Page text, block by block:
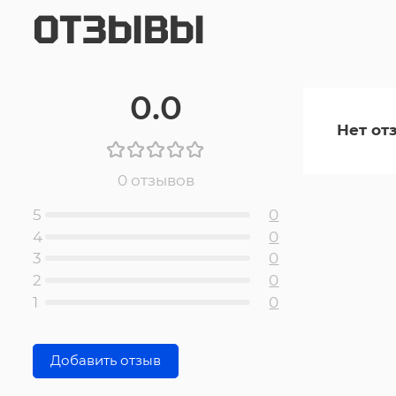
ОТЗЫВЫ
0.0
0 отзывов
5
0
4
0
3
0
2
0
1
0
Добавить отзыв
Нет